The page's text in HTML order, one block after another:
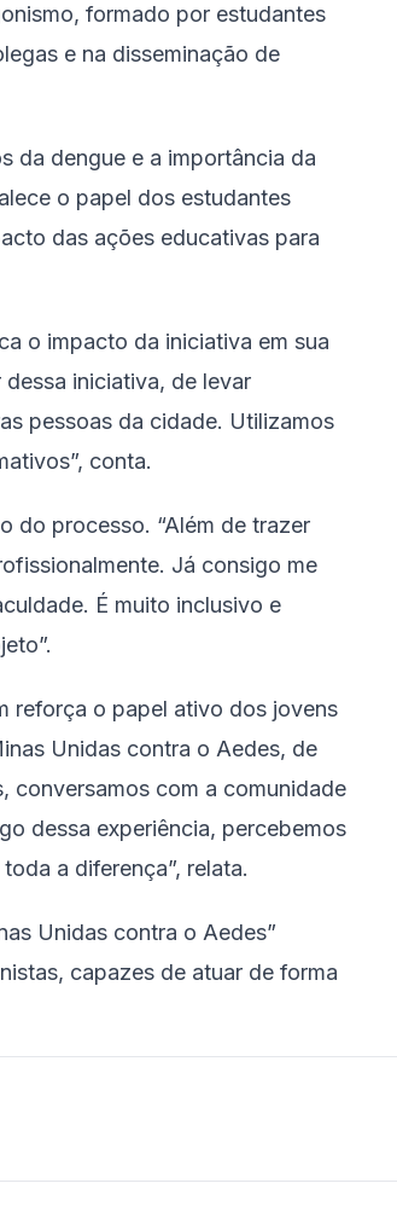
formado por estudantes
e na disseminação de
da dengue e a importância da
o papel dos estudantes
das ações educativas para
o impacto da iniciativa em sua
iniciativa, de levar
pessoas da cidade. Utilizamos
conta.
do processo. “Além de trazer
Já consigo me
É muito inclusivo e
reforça o papel ativo dos jovens
Unidas contra o Aedes, de
conversamos com a comunidade
dessa experiência, percebemos
a diferença”, relata.
Unidas contra o Aedes”
capazes de atuar de forma